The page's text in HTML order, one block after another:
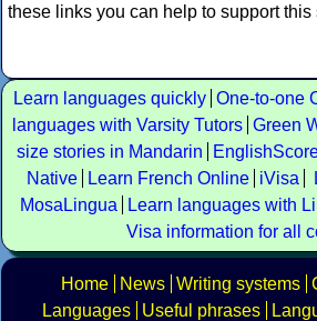
these links you can help to support this
Learn languages quickly One-to-one
languages with Varsity Tutors Green
size stories in Mandarin
Native
Learn French Online iVisa
MosaLingua
Learn languages with
Visa information for all
Home News Writing systems
Languages
Useful phrases